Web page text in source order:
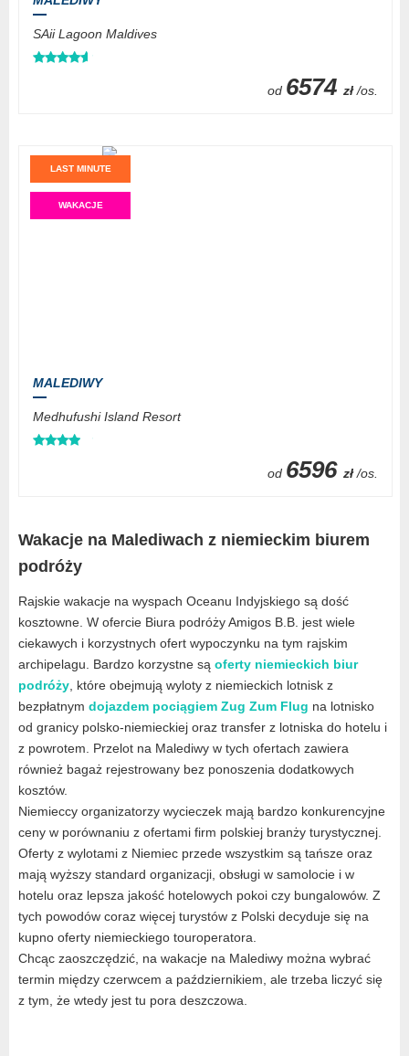
SAii Lagoon Maldives
od 6574 zł /os.
LAST MINUTE
WAKACJE
MALEDIWY
Medhufushi Island Resort
od 6596 zł /os.
Wakacje na Malediwach z niemieckim biurem
podróży
Rajskie wakacje na wyspach Oceanu Indyjskiego są dość
kosztowne. W ofercie Biura podróży Amigos B.B. jest wiele
ciekawych i korzystnych ofert wypoczynku na tym rajskim
archipelagu. Bardzo korzystne są oferty niemieckich biur
podróży , które obejmują wyloty z niemieckich lotnisk z
bezpłatnym dojazdem pociągiem Zug Zum Flug na lotnisko
od granicy polsko-niemieckiej oraz transfer z lotniska do hotelu i
z powrotem. Przelot na Malediwy w tych ofertach zawiera
również bagaż rejestrowany bez ponoszenia dodatkowych
kosztów.
Niemieccy organizatorzy wycieczek mają bardzo konkurencyjne
ceny w porównaniu z ofertami firm polskiej branży turystycznej.
Oferty z wylotami z Niemiec przede wszystkim są tańsze oraz
mają wyższy standard organizacji, obsługi w samolocie i w
hotelu oraz lepsza jakość hotelowych pokoi czy bungalowów. Z
tych powodów coraz więcej turystów z Polski decyduje się na
kupno oferty niemieckiego touroperatora.
Chcąc zaoszczędzić, na wakacje na Malediwy można wybrać
termin między czerwcem a październikiem, ale trzeba liczyć się
z tym, że wtedy jest tu pora deszczowa.